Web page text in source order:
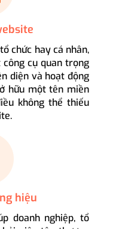
chức hay cá nhân,
cụ quan trọng
diện và hoạt động
hữu một tên miền
không thể thiếu
hiệu
doanh nghiệp, tổ